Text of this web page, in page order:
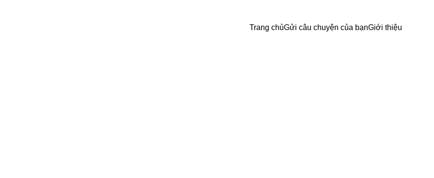
Trang chủGửi câu chuyện của bạnGiới thiệu